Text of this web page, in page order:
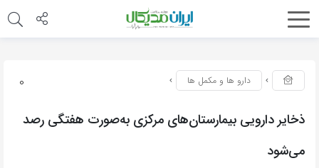
0 دارو ها و مکمل ها
ذخایر دارویی بیمارستان‌های مرکزی به‌صورت هفتگی رصد
می‌شود